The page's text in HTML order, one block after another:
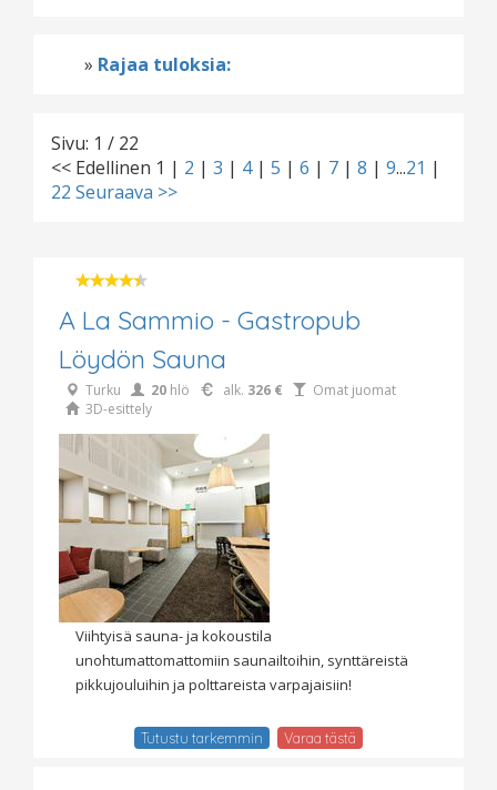
» Rajaa tuloksia:
Sivu: 1 / 22
<< Edellinen 1 | 2 | 3 | 4| 5 | 6 | 7 | 8 | 9...21 |
22 Seuraava >>
A La Sammio - Gastropub
Löydön Sauna
Turku 20 hlö alk. 326 €
Omat juomat
3D-esittely
Viihtyisä sauna- ja kokoustila
unohtumattomattomiin saunailtoihin, synttäreistä
pikkujouluihin ja polttareista varpajaisiin!
Tutustu tarkemmin Varaa tästä